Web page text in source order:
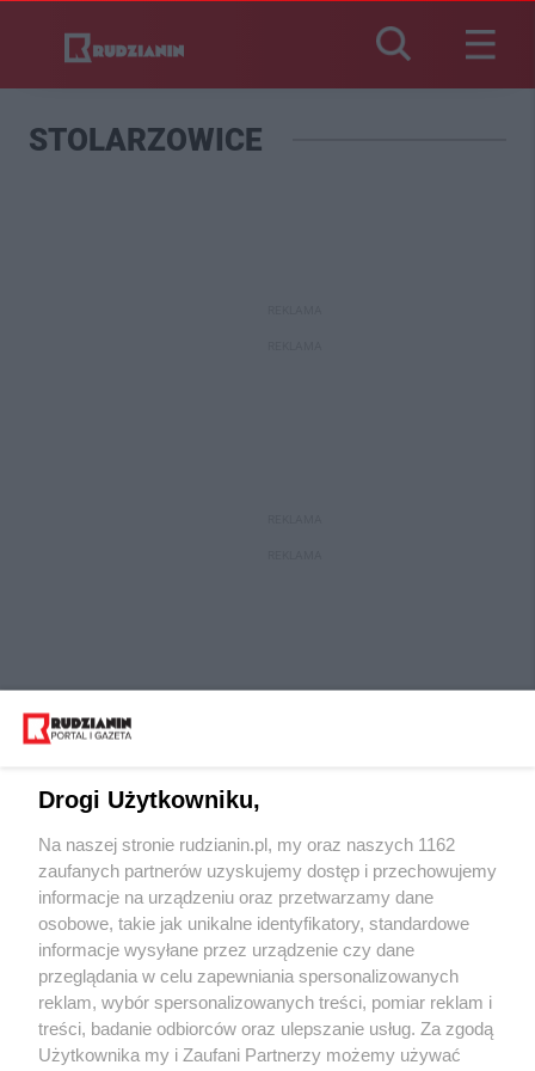
STOLARZOWICE
Wydawca mediów lokalnych
Nie zapomnij
zapoznać się z:
polityką prywatności regulamin korzystania z portali
Twojemiasto Skontaktuj sięz nami
Drogi Użytkowniku,
Na naszej stronie rudzianin.pl, my oraz naszych 1162
zaufanych partnerów uzyskujemy dostęp i przechowujemy
informacje na urządzeniu oraz przetwarzamy dane
osobowe, takie jak unikalne identyfikatory, standardowe
informacje wysyłane przez urządzenie czy dane
przeglądania w celu zapewniania spersonalizowanych
reklam, wybór spersonalizowanych treści, pomiar reklam i
treści, badanie odbiorców oraz ulepszanie usług. Za zgodą
Użytkownika my i Zaufani Partnerzy możemy używać